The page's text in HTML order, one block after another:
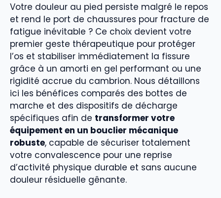
Votre douleur au pied persiste malgré le repos
et rend le port de chaussures pour fracture de
fatigue inévitable ? Ce choix devient votre
premier geste thérapeutique pour protéger
l’os et stabiliser immédiatement la fissure
grâce à un amorti en gel performant ou une
rigidité accrue du cambrion. Nous détaillons
ici les bénéfices comparés des bottes de
marche et des dispositifs de décharge
spécifiques afin de transformer votre
équipement en un bouclier mécanique
robuste, capable de sécuriser totalement
votre convalescence pour une reprise
d’activité physique durable et sans aucune
douleur résiduelle gênante.